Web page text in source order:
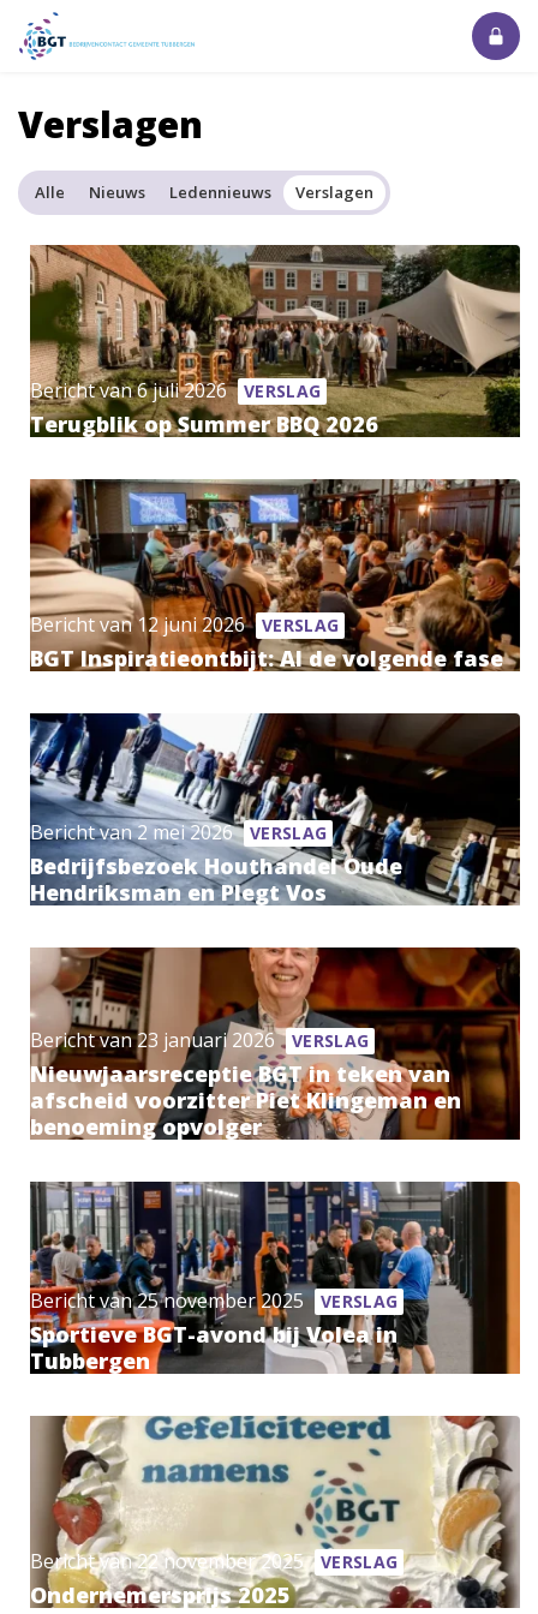
Verslagen
Alle Nieuws Ledennieuws Verslagen
Bericht van 6 juli 2026 VERSLAG
Terugblik op Summer BBQ 2026
Bericht van 12 juni 2026 VERSLAG
BGT Inspiratieontbijt: AI de volgende fase
Bericht van 2 mei 2026 VERSLAG
Bedrijfsbezoek Houthandel Oude
Hendriksman en Plegt Vos
Bericht van 23 januari 2026 VERSLAG
Nieuwjaarsreceptie BGT in teken van
afscheid voorzitter Piet Klingeman en
benoeming opvolger
Bericht van 25 november 2025 VERSLAG
Sportieve BGT-avond bij Volea in
Tubbergen
Bericht van 22 november 2025 VERSLAG
Ondernemersprijs 2025